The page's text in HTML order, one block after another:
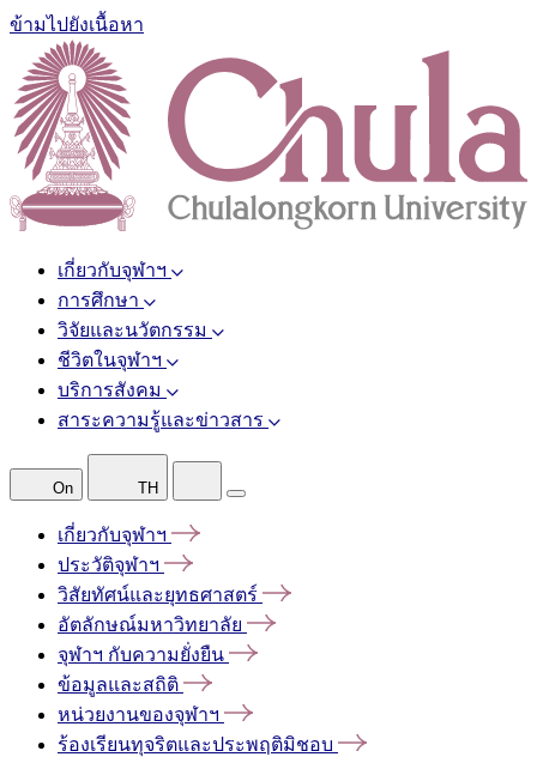
ข้ามไปยังเนื้อหา
เกี่ยวกับจุฬาฯ
การศึกษา
วิจัยและนวัตกรรม
ชีวิตในจุฬาฯ
บริการสังคม
สาระความรู้และข่าวสาร
On TH
เกี่ยวกับจุฬาฯ
ประวัติจุฬาฯ
วิสัยทัศน์และยุทธศาสตร์
อัตลักษณ์มหาวิทยาลัย
จุฬาฯ กับความยั่งยืน
ข้อมูลและสถิติ
หน่วยงานของจุฬาฯ
ร้องเรียนทุจริตและประพฤติมิชอบ